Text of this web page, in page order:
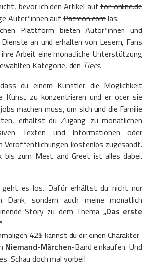
bevor ich den Artikel auf tor-online.de
Autor*innen auf Patreon.comlas.
Plattform bieten Autor*innen und
an und erhalten von Lesern, Fans
Arbeit eine monatliche Unterstützung
Kategorie, den Tiers.
du einem Künstler die Möglichkeit
Kunst zu konzentrieren und er oder sie
machen muss, um sich und die Familie
erhältst du Zugang zu monatlichen
Texten und Informationen oder
Veröffentlichungen kostenlos zugesandt.
bis zum Meet and Greet ist alles dabei.
es los. Dafür erhältst du nicht nur
Dank, sondern auch meine monatlich
Story zu dem Thema „Das erste
42$ kannst du dir einen Charakter-
Niemand-Märchen-Band einkaufen. Und
Schau doch mal vorbei!